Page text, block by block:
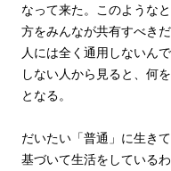
なって来た。このような
方をみんなが共有すべき
人には全く通用しないん
しない人から見ると、何
となる。
だいたい「普通」に生き
基づいて生活をしている